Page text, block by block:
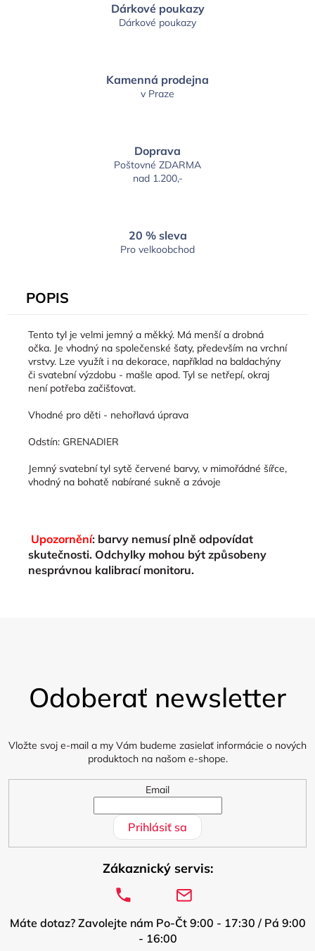
Dárkové poukazy
Dárkové poukazy
Kamenná prodejna
v Praze
Doprava
Poštovné ZDARMA
nad 1.200,-
20 % sleva
Pro velkoobchod
POPIS
Tento tyl je velmi jemný a měkký. Má menší a drobná
očka. Je vhodný na společenské šaty, především na vrchní
vrstvy. Lze využít i na dekorace, například na baldachýny
či svatební výzdobu - mašle apod. Tyl se netřepí, okraj
není potřeba začišťovat.
Vhodné pro děti - nehořlavá úprava
Odstín: GRENADIER
Jemný svatební tyl sytě červené barvy, v mimořádné šířce,
vhodný na bohatě nabírané sukně a závoje
Upozornění: barvy nemusí plně odpovídat
skutečnosti. Odchylky mohou být způsobeny
nesprávnou kalibrací monitoru.
Odoberať newsletter
Vložte svoj e-mail a my Vám budeme zasielať informácie o nových
produktoch na našom e-shope.
Email
Prihlásiť sa
Zákaznický servis:
Máte dotaz? Zavolejte nám Po-Čt 9:00 - 17:30 / Pá 9:00
- 16:00